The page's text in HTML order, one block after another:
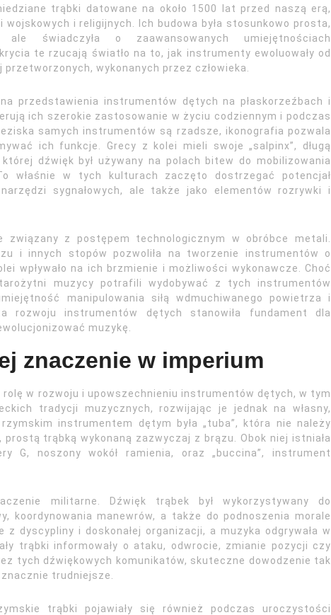
trąbki datowane na około 1500 lat przed naszą erą,
wojskowych i religijnych. Ich budowa była stosunkowo prosta,
ale świadczyła o zaawansowanych umiejętnościach
te rzucają światło na to, jak instrumenty ewoluowały od
wykonanych przez człowieka.
przedstawienia instrumentów dętych na płaskorzeźbach i
ich szerokie zastosowanie w życiu codziennym i podczas
samych instrumentów są rzadsze, ikonografia pozwala
ich funkcje. Grecy z kolei mieli swoje „salpinx”, długą
dźwięk był używany na polach bitew do mobilizowania
właśnie w tych kulturach zaczęto dostrzegać potencjał
sygnałowych, ale także jako elementów rozrywki i
związany z postępem technologicznym w obróbce metali.
i innych stopów pozwoliła na tworzenie instrumentów o
wpływało na ich brzmienie i możliwości wykonawcze. Choć
muzycy potrafili wydobywać z tych instrumentów
manipulowania siłą wdmuchiwanego powietrza i
rozwoju instrumentów dętych stanowiła fundament dla
muzykę.
znaczenie w imperium
rolę w rozwoju i upowszechnieniu instrumentów dętych, w tym
tradycji muzycznych, rozwijając je jednak na własny,
instrumentem dętym była „tuba”, która nie należy
prostą trąbką wykonaną zazwyczaj z brązu. Obok niej istniała
G, noszony wokół ramienia, oraz „buccina”, instrument
militarne. Dźwięk trąbek był wykorzystywany do
koordynowania manewrów, a także do podnoszenia morale
z dyscypliny i doskonałej organizacji, a muzyka odgrywała w
trąbki informowały o ataku, odwrocie, zmianie pozycji czy
tych dźwiękowych komunikatów, skuteczne dowodzenie tak
trudniejsze.
trąbki pojawiały się również podczas uroczystości